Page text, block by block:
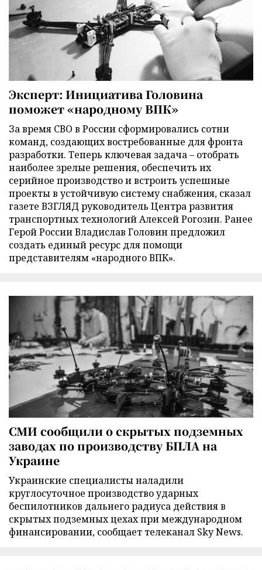
Эксперт: Инициатива Головина
поможет «народному ВПК»
За время СВО в России сформировались сотни
команд, создающих востребованные для фронта
разработки. Теперь ключевая задача – отобрать
наиболее зрелые решения, обеспечить их
серийное производство и встроить успешные
проекты в устойчивую систему снабжения, сказал
газете ВЗГЛЯД руководитель Центра развития
транспортных технологий Алексей Рогозин. Ранее
Герой России Владислав Головин предложил
создать единый ресурс для помощи
представителям «народного ВПК».
СМИ сообщили о скрытых подземных
заводах по производству БПЛА на
Украине
Украинские специалисты наладили
круглосуточное производство ударных
беспилотников дальнего радиуса действия в
скрытых подземных цехах при международном
финансировании, сообщает телеканал Sky News.